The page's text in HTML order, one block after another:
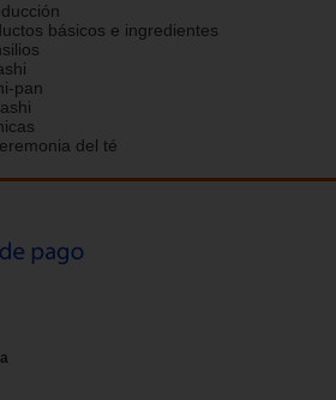
básicos e ingredientes
pan
del té